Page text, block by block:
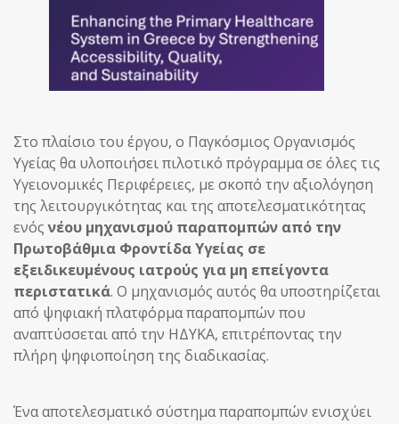
Στο πλαίσιο του έργου, ο Παγκόσμιος Οργανισμός
Υγείας θα υλοποιήσει πιλοτικό πρόγραμμα σε όλες τις
Υγειονομικές Περιφέρειες, με σκοπό την αξιολόγηση
της λειτουργικότητας και της αποτελεσματικότητας
ενόςνέου μηχανισμού παραπομπών από την
Πρωτοβάθμια Φροντίδα Υγείας σε
εξειδικευμένους ιατρούς για μη επείγοντα
περιστατικά. Ο μηχανισμός αυτός θα υποστηρίζεται
από ψηφιακή πλατφόρμα παραπομπών που
αναπτύσσεται από την ΗΔΥΚΑ, επιτρέποντας την
πλήρη ψηφιοποίηση της διαδικασίας.
Ένα αποτελεσματικό σύστημα παραπομπών ενισχύει